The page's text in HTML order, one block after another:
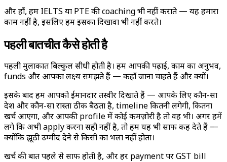
और हाँ, हम IELTS या PTE की coaching भी नहीं कराते — यह हमारा
काम नहीं है, इसलिए हम इसका दिखावा भी नहीं करते।
पहली बातचीत कैसे होती है
पहली मुलाकात बिल्कुल सीधी होती है। हम आपकी पढ़ाई, काम का अनुभव,
funds और आपका लक्ष्य समझते हैं — कहाँ जाना चाहते हैं और क्यों।
इसके बाद हम आपको ईमानदार तस्वीर दिखाते हैं — आपके लिए कौन-सा
देश और कौन-सा रास्ता ठीक बैठता है, timeline कितनी लगेगी, कितना
खर्च आएगा, और आपकी profile में कोई कमज़ोरी है तो वह भी। अगर हमें
लगे कि अभी apply करना सही नहीं है, तो हम यह भी साफ कह देते हैं —
क्योंकि झूठी उम्मीद देने से किसी का भला नहीं होता।
खर्च की बात पहले से साफ होती है, और हर payment पर GST bill